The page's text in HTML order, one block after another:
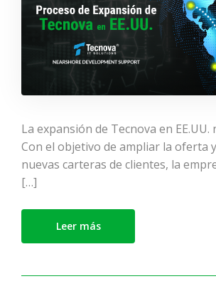
La expansión de Tecnova en EE.UU.
Con el objetivo de ampliar la oferta
nuevas carteras de clientes, la
[…]
Leer más